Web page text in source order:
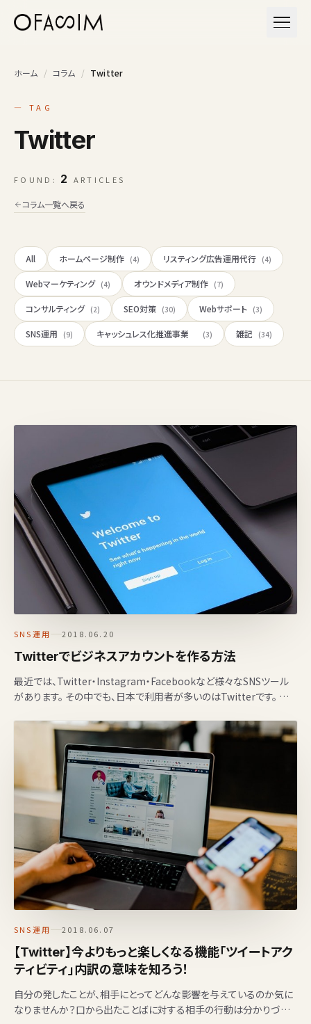
メニ
ホーム / コラム / Twitter
— TAG
Twitter
FOUND: 2 ARTICLES
コラム一覧へ戻る
All ホームページ制作 (4) リスティング広告運用代行 (4)
Webマーケティング (4) オウンドメディア制作 (7)
コンサルティング (2) SEO対策 (30) Webサポート (3)
SNS運用 (9) キャッシュレス化推進事業 (3) 雑記 (34)
SNS運用 2018.06.20
Twitterでビジネスアカウントを作る方法
最近では、Twitter・Instagram・Facebookなど様々なSNSツール
があります。 その中でも、日本で利用者が多いのはTwitterです。 個
SNS運用 2018.06.07
【Twitter】今よりもっと楽しくなる機能「ツイートアク
ティビティ」内訳の意味を知ろう！
自分の発したことが、相手にとってどんな影響を与えているのか気に
なりませんか？口から出たことばに対する相手の行動は分かりづら